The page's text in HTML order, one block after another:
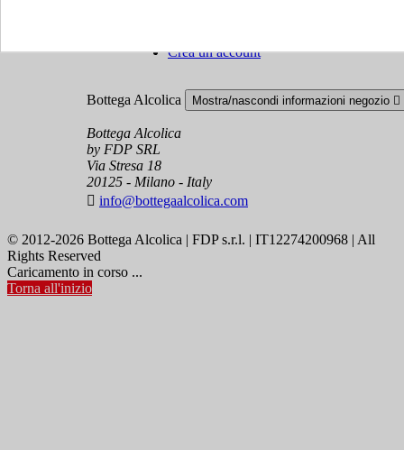
Crea un account
Bottega Alcolica Mostra/nascondi informazioni negozio 
Bottega Alcolica
by FDP SRL
Via Stresa 18
20125 - Milano - Italy
 info@bottegaalcolica.com
© 2012-2026 Bottega Alcolica | FDP s.r.l. | IT12274200968 | All
Rights Reserved
Caricamento in corso ...
Torna all'inizio